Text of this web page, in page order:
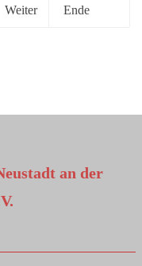
Weiter Ende
an der